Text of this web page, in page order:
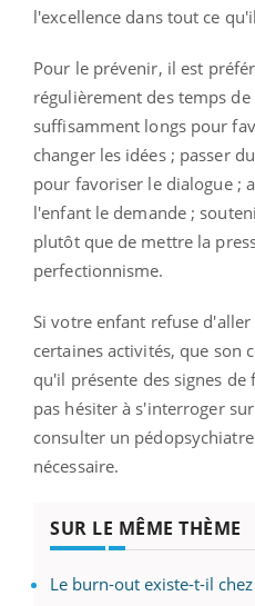
l'excellence dans tout ce
Pour le prévenir, il est
régulièrement des temps de
suffisamment longs pour
changer les idées ; passer
pour favoriser le dialogue ;
l'enfant le demande ;
plutôt que de mettre la
perfectionnisme.
Si votre enfant refuse
certaines activités, que son
qu'il présente des signes
pas hésiter à s'interroger
consulter un
nécessaire.
SUR LE MÊME THÈME
Le burn-out existe-t-il